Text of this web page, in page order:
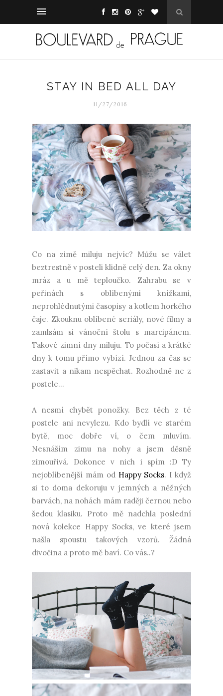
STAY IN BED ALL DAY
11/27/2016
Co na zimě miluju nejvíc? Můžu se válet
beztrestně v posteli klidně celý den. Za okny
mráz a u mě teploučko. Zahrabu se v
peřinách s oblíbenými knížkami,
neprohlédnutými časopisy a kotlem horkého
čaje. Zkouknu oblíbené seriály, nové filmy a
zamlsám si vánoční štolu s marcipánem.
Takové zimní dny miluju. To počasí a krátké
dny k tomu přímo vybízí. Jednou za čas se
zastavit a nikam nespěchat. Rozhodně ne z
postele...
A nesmí chybět ponožky. Bez těch z té
postele ani nevylezu. Kdo bydlí ve starém
bytě, moc dobře ví, o čem mluvím.
Nesnáším zimu na nohy a jsem děsně
zimouřivá. Dokonce v nich i spím :D Ty
nejoblíbenější mám od Happy Socks. I když
si to doma dekoruju v jemných a něžných
barvách, na nohách mám raději černou nebo
šedou klasiku. Proto mě nadchla poslední
nová kolekce Happy Socks, ve které jsem
našla spoustu takových vzorů. Žádná
divočina a proto mě baví. Co vás..?